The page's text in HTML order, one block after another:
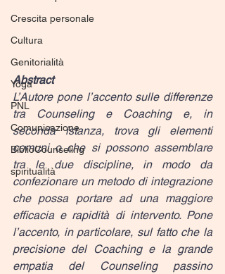
Crescita personale
Cultura
Genitorialità
Yoga
PNL
Comunicazione
BiblioCounseling
spiritualità
Abstract
L’Autore pone l’accento sulle differenze
tra Counseling e Coaching e, in
seconda istanza, trova gli elementi
comuni o che si possono assemblare
tra le due discipline, in modo da
confezionare un metodo di integrazione
che possa portare ad una maggiore
efficacia e rapidità di intervento. Pone
l’accento, in particolare, sul fatto che la
precisione del Coaching e la grande
empatia del Counseling passino